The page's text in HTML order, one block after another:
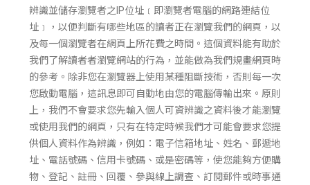
辨識並儲存瀏覽者之IP位址﹝即瀏覽者電腦的網路連結位
址﹞，以便判斷有哪些地區的讀者正在瀏覽我們的網頁，以
及每一個瀏覽者在網頁上所花費之時間。這個資料能有助於
我們了解讀者者瀏覽網站的行為，並能做為我們規畫網頁時
的參考。除非您在瀏覽器上使用某種阻斷技術，否則每一次
您啟動電腦，這訊息即可自動地由您的電腦傳輸出來。原則
上，我們不會要求您先輸入個人可資辨識之資料後才能瀏覽
或使用我們的網頁，只有在特定時候我們才可能會要求您提
供個人資料作為辨識，例如：電子信箱地址、姓名、郵遞地
址、電話號碼、信用卡號碼、或是密碼等，使您能夠方便購
物、登記、註冊、回覆、參與線上調查、訂閱郵件或時事通